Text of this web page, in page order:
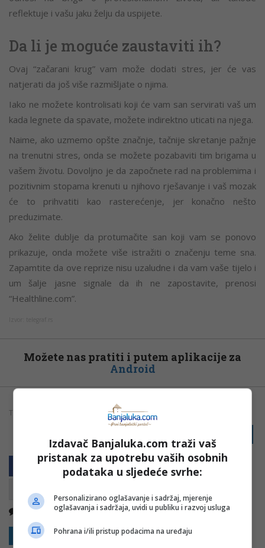
reflektuje i vašu jaku želju da uspijete.
Da li je moguće zaustaviti ih?
Ovaj “začarani krug” vam može dodati stres, jer će vas
natjerati da još više razmišljate o njima.
Iako ne možete kontrolisati koji će vam san servirati vaš um
kada legnete da spavate, možete indirektno uticati na njega.
Naime, ako uzmemo opšte značnje, tačnije skretanje pažnje
na trenutni stres, onda se možete pozabaviti tim brigama u
vašem životu. Dovoljno je da započnete rad na problemima i
pozitivnim stopama krenuti u njihovo rješavanje i vaš mozak
će to prihvatiti kao rasterećenje, jer konačno nešto
preduzimate.
Ako želite dublje da protumačite san koji vam se ponovo
prikazuje, onda možete više istražiti o značenju teme sna.
Zapamtite da ove reprize nisu uzaludne i da vam vaše tijelo i
um šalje jasne signale da ih ne zapostavite, prenosi
“Healthline.com”.
Možete nas pratiti i putem aplikacije za
Android
TAGOVI: SPAVANJE ZANIMLJIVOSTI
Kopirati
Nema komentara
Sakrij sve komentare Prikaži komentare
Izdavač Banjaluka.com traži vaš
pristanak za upotrebu vaših osobnih
podataka u sljedeće svrhe:
Personalizirano oglašavanje i sadržaj, mjerenje
oglašavanja i sadržaja, uvidi u publiku i razvoj usluga
Pohrana i/ili pristup podacima na uređaju